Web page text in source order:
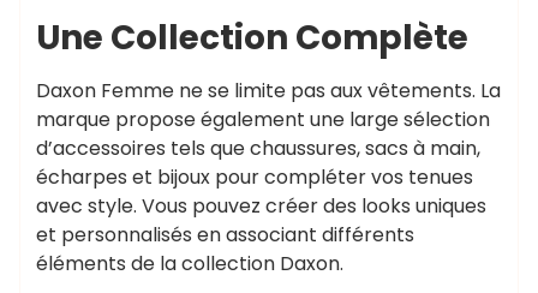
Une Collection Complète
Daxon Femme ne se limite pas aux vêtements. La
marque propose également une large sélection
d’accessoires tels que chaussures, sacs à main,
écharpes et bijoux pour compléter vos tenues
avec style. Vous pouvez créer des looks uniques
et personnalisés en associant différents
éléments de la collection Daxon.